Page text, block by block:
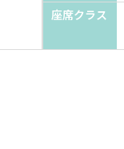
座席クラス